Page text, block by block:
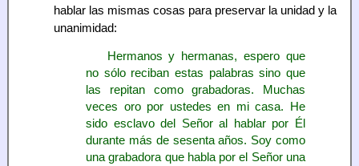
hablar las mismas cosas para preservar la unidad y la
unanimidad:
Hermanos y hermanas, espero que
no sólo reciban estas palabras sino que
las repitan como grabadoras. Muchas
veces oro por ustedes en mi casa. He
sido esclavo del Señor al hablar por Él
durante más de sesenta años. Soy como
una grabadora que habla por el Señor una